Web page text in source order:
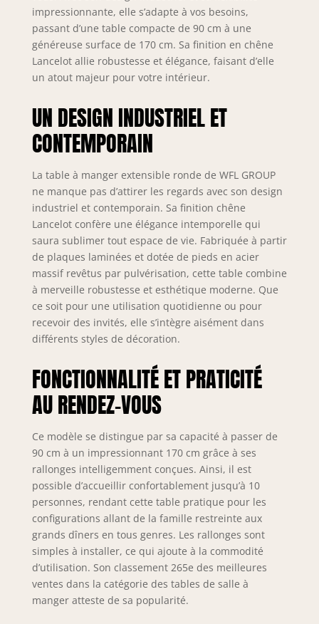
impressionnante, elle s’adapte à vos besoins,
passant d’une table compacte de 90 cm à une
généreuse surface de 170 cm. Sa finition en chêne
Lancelot allie robustesse et élégance, faisant d’elle
un atout majeur pour votre intérieur.
UN DESIGN INDUSTRIEL ET
CONTEMPORAIN
La table à manger extensible ronde de WFL GROUP
ne manque pas d’attirer les regards avec son design
industriel et contemporain. Sa finition chêne
Lancelot confère une élégance intemporelle qui
saura sublimer tout espace de vie. Fabriquée à partir
de plaques laminées et dotée de pieds en acier
massif revêtus par pulvérisation, cette table combine
à merveille robustesse et esthétique moderne. Que
ce soit pour une utilisation quotidienne ou pour
recevoir des invités, elle s’intègre aisément dans
différents styles de décoration.
FONCTIONNALITÉ ET PRATICITÉ
AU RENDEZ-VOUS
Ce modèle se distingue par sa capacité à passer de
90 cm à un impressionnant 170 cm grâce à ses
rallonges intelligemment conçues. Ainsi, il est
possible d’accueillir confortablement jusqu’à 10
personnes, rendant cette table pratique pour les
configurations allant de la famille restreinte aux
grands dîners en tous genres. Les rallonges sont
simples à installer, ce qui ajoute à la commodité
d’utilisation. Son classement 265e des meilleures
ventes dans la catégorie des tables de salle à
manger atteste de sa popularité.